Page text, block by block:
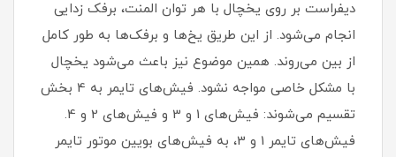
دیفراست بر روی یخچال با هر توان المنت، برفک زدایی
انجام می‌شود. از این طریق یخ‌ها و برفک‌ها به طور کامل
از بین می‌روند. همین موضوع نیز باعث می‌شود یخچال
با مشکل خاصی مواجه نشود. فیش‌های تایمر به 4 بخش
تقسیم می‌شوند: فیش‌های 1 و 3 و فیش‌های 2 و 4.
فیش‌های تایمر 1 و 3، به فیش‌های بویین موتور تایمر